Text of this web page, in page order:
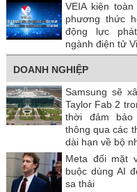
VEIA kiện
phương thức
động lực
ngành điện tử
DOANH NGHIỆP
Samsung sẽ
Taylor Fab 2
thời đảm bảo
thông qua các
dài hạn về bộ
Meta đối mặt
buộc dùng AI
sa thải